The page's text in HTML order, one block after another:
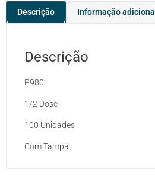
Descrição Informação adicional
Descrição
P980
1/2 Dose
100 Unidades
Com Tampa